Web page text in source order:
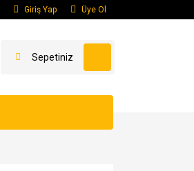
Giriş Yap Üye Ol
Sepetiniz